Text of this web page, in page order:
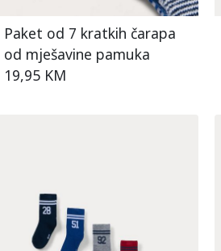
Paket od 7 kratkih čarapa
od mješavine pamuka
19,95 KM